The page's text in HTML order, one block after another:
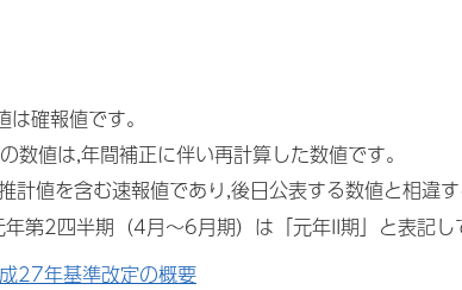
確報値です。
値は,年間補正に伴い再計算した数値です。
値を含む速報値であり,後日公表する数値と相違す
第2四半期（4月～6月期）は「元年II期」と表記し
27年基準改定の概要